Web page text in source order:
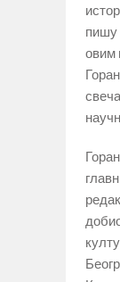
пишу
овим